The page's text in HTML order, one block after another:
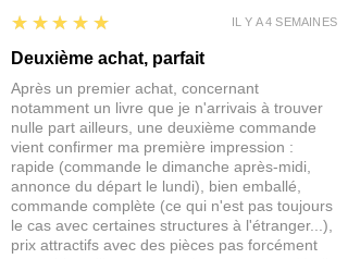
AK11065 ROSE INTENSE
5
★★★★★
Deuxième achat, parfait
Après un premier achat, concernant
notamment un livre que je n'arrivais à trouver
nulle part ailleurs, une deuxième commande
vient confirmer ma première impression :
rapide (commande le dimanche après-midi,
annonce du départ le lundi), bien emballé,
commande complète (ce qui n'est pas toujours
le cas avec certaines structures à l'étranger...),
prix attractifs avec des pièces pas forcément
IL Y A 4 SEMAINES